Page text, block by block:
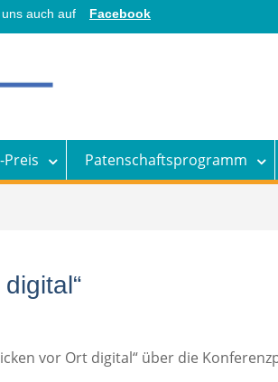
auch auf Facebook
Preis Patenschaftsprogramm
vor Ort digital“ über die